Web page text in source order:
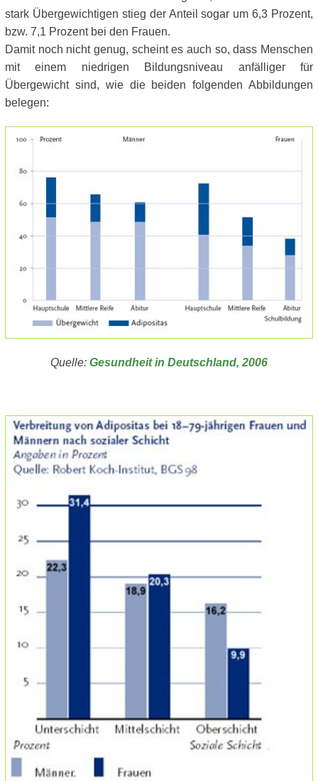
stark Übergewichtigen stieg der Anteil sogar um 6,3 Prozent,
bzw. 7,1 Prozent bei den Frauen.
Damit noch nicht genug, scheint es auch so, dass Menschen
mit einem niedrigen Bildungsniveau anfälliger für
Übergewicht sind, wie die beiden folgenden Abbildungen
belegen:
Quelle: Gesundheit in Deutschland, 2006